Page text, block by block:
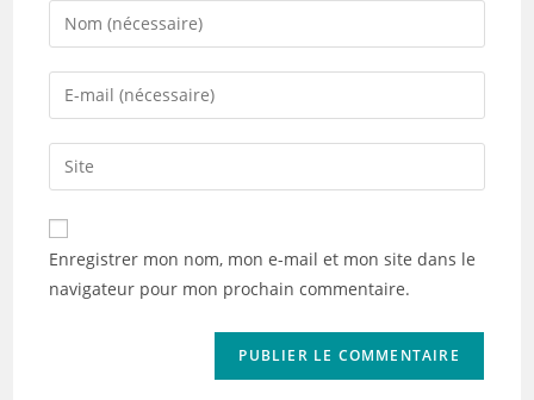
Enter
your
name
comment
Enter
your
email
address
comment
Saisir
l’URL
de
votre
(facultatif)
Enregistrer mon nom, mon e-mail et mon site dans le
navigateur pour mon prochain commentaire.